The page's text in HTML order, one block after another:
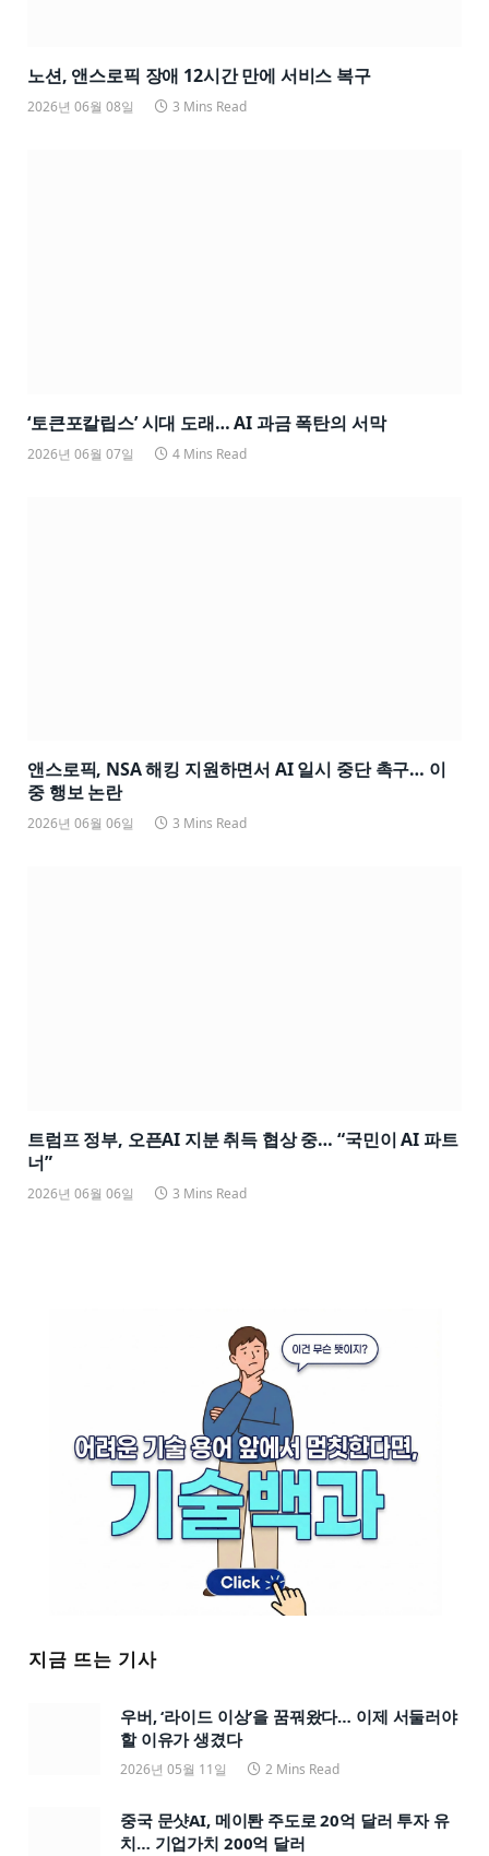
노션, 앤스로픽 장애 12시간 만에 서비스 복구
2026년 06월 08일 3 Mins Read
‘토큰포칼립스’ 시대 도래… AI 과금 폭탄의 서막
2026년 06월 07일 4 Mins Read
앤스로픽, NSA 해킹 지원하면서 AI 일시 중단 촉구… 이
중 행보 논란
2026년 06월 06일 3 Mins Read
트럼프 정부, 오픈AI 지분 취득 협상 중… “국민이 AI 파트
너”
2026년 06월 06일 3 Mins Read
지금 뜨는 기사
우버, ‘라이드 이상’을 꿈꿔왔다… 이제 서둘러야
할 이유가 생겼다
2026년 05월 11일 2 Mins Read
중국 문샷AI, 메이퇀 주도로 20억 달러 투자 유
치… 기업가치 200억 달러